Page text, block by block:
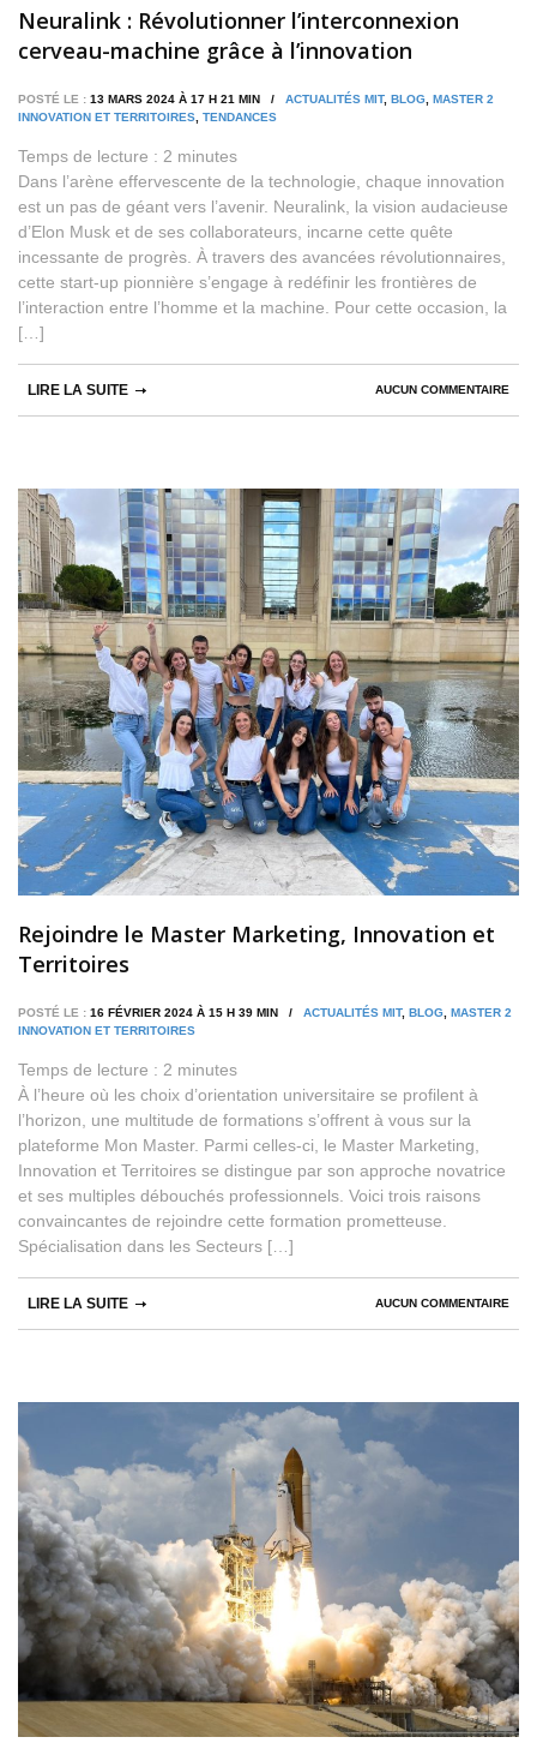
Neuralink : Révolutionner l’interconnexion
cerveau-machine grâce à l’innovation
POSTÉ LE : 13 MARS 2024 À 17 H 21 MIN / ACTUALITÉS MIT, BLOG, MASTER 2
INNOVATION ET TERRITOIRES, TENDANCES
Temps de lecture : 2 minutes
Dans l’arène effervescente de la technologie, chaque innovation
est un pas de géant vers l’avenir. Neuralink, la vision audacieuse
d’Elon Musk et de ses collaborateurs, incarne cette quête
incessante de progrès. À travers des avancées révolutionnaires,
cette start-up pionnière s’engage à redéfinir les frontières de
l’interaction entre l’homme et la machine. Pour cette occasion, la
[…]
AUCUN COMMENTAIRE
LIRE LA SUITE
Rejoindre le Master Marketing, Innovation et
Territoires
POSTÉ LE : 16 FÉVRIER 2024 À 15 H 39 MIN / ACTUALITÉS MIT, BLOG MASTER 2
INNOVATION ET TERRITOIRES
Temps de lecture : 2 minutes
À l’heure où les choix d’orientation universitaire se profilent à
l’horizon, une multitude de formations s’offrent à vous sur la
plateforme Mon Master. Parmi celles-ci, le Master Marketing,
Innovation et Territoires se distingue par son approche novatrice
et ses multiples débouchés professionnels. Voici trois raisons
convaincantes de rejoindre cette formation prometteuse.
Spécialisation dans les Secteurs […]
AUCUN COMMENTAIRE
LIRE LA SUITE